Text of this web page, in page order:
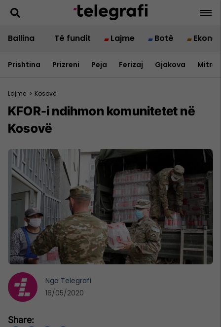
Ballina Të fundit Lajme Botë
Prishtina Prizreni Peja Ferizaj Gjakova
Lajme > Kosovë
​KFOR-i ndihmon komunitetet në
Kosovë
Nga Telegrafi
16/05/2020